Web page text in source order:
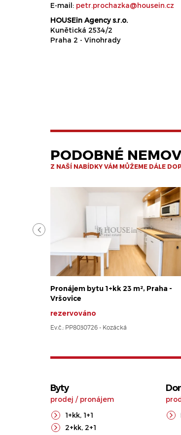
E-mail: petr.prochazka@housein.cz
HOUSEin Agency s.r.o.
Kunětická 2534/2
Praha 2 - Vinohrady
PODOBNÉ
Z NAŠÍ NABÍDKY VÁM MŮŽEME DÁLE
Pronájem bytu 1+kk 23 m², Praha -
Vršovice
rezervováno
Ev.č.: PP8030726 - Kozácká
Byty
prodej / pronájem
1+kk, 1+1
2+kk, 2+1